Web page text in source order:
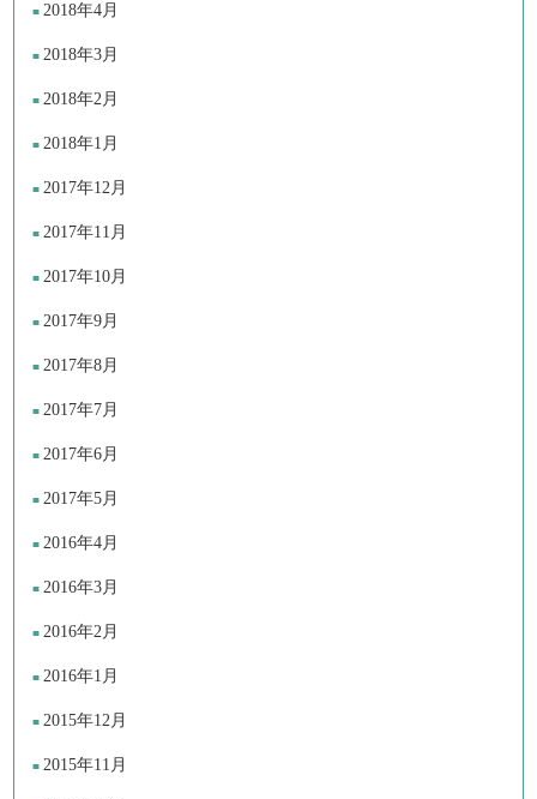
2018年4月
2018年3月
2018年2月
2018年1月
2017年12月
2017年11月
2017年10月
2017年9月
2017年8月
2017年7月
2017年6月
2017年5月
2016年4月
2016年3月
2016年2月
2016年1月
2015年12月
2015年11月